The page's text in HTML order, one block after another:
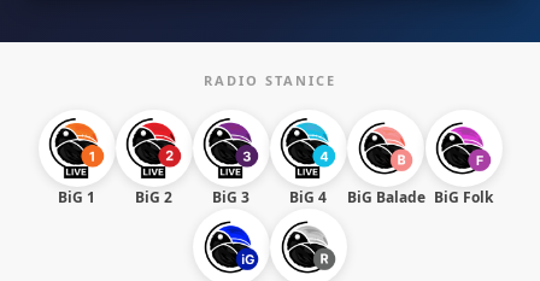
RADIO STANICE
BiG 1 BiG 2 BiG 3 BiG 4 BiG Balade BiG Folk